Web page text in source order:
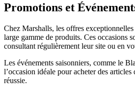
Promotions et
Chez Marshalls, les offres
large gamme de produits. Ces occasions
consultant régulièrement leur site ou en
Les événements saisonniers, comme le
l’occasion idéale pour acheter des
réussie.